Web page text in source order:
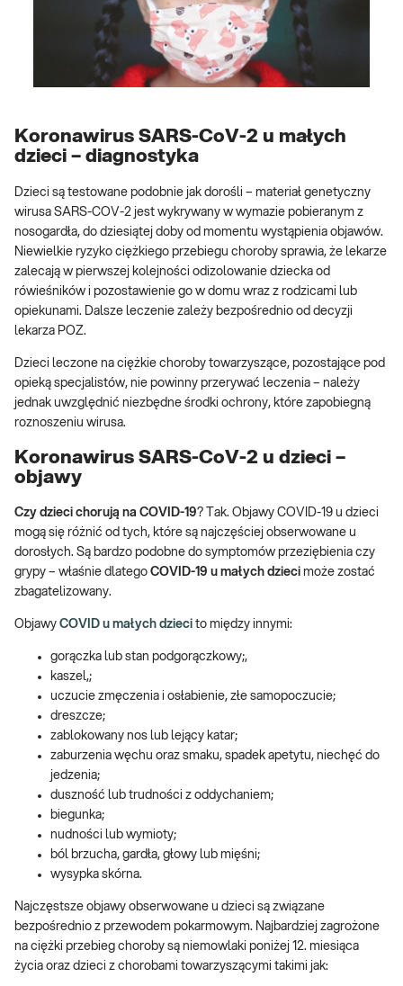
Koronawirus SARS-CoV-2 u małych
dzieci – diagnostyka
Dzieci są testowane podobnie jak dorośli – materiał genetyczny
wirusa SARS-COV-2 jest wykrywany w wymazie pobieranym z
nosogardła, do dziesiątej doby od momentu wystąpienia objawów.
Niewielkie ryzyko ciężkiego przebiegu choroby sprawia, że lekarze
zalecają w pierwszej kolejności odizolowanie dziecka od
rówieśników i pozostawienie go w domu wraz z rodzicami lub
opiekunami. Dalsze leczenie zależy bezpośrednio od decyzji
lekarza POZ.
Dzieci leczone na ciężkie choroby towarzyszące, pozostające pod
opieką specjalistów, nie powinny przerywać leczenia – należy
jednak uwzględnić niezbędne środki ochrony, które zapobiegną
roznoszeniu wirusa.
Koronawirus SARS-CoV-2 u dzieci –
objawy
Czy dzieci chorują na COVI D-19? Tak. Objawy COVID-19 u dzieci
mogą się różnić od tych, które są najczęściej obserwowane u
dorosłych. Są bardzo podobne do symptomów przeziębienia czy
grypy – właśnie dlatego COVID-19 u małych dzieci może zostać
zbagatelizowany.
Objawy COVID u małych dzieci to między innymi:
gorączka lub stan podgorączkowy;,
kaszel,;
uczucie zmęczenia i osłabienie, złe samopoczucie;
dreszcze;
zablokowany nos lub lejący katar;
zaburzenia węchu oraz smaku, spadek apetytu, niechęć do
jedzenia;
duszność lub trudności z oddychaniem;
biegunka;
nudności lub wymioty;
ból brzucha, gardła, głowy lub mięśni;
wysypka skórna.
Najczęstsze objawy obserwowane u dzieci są związane
bezpośrednio z przewodem pokarmowym. Najbardziej zagrożone
na ciężki przebieg choroby są niemowlaki poniżej 12. miesiąca
życia oraz dzieci z chorobami towarzyszącymi takimi jak: